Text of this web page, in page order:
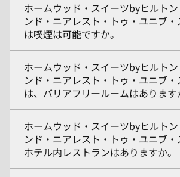
ホームウッド・スイーツbyヒルト
ンド・ニアレスト・トゥ・ユニブ
は喫煙は可能ですか。
ホームウッド・スイーツbyヒルト
ンド・ニアレスト・トゥ・ユニブ
は、バリアフリールームはあります
ホームウッド・スイーツbyヒルト
ンド・ニアレスト・トゥ・ユニブ
ホテル内レストランはありますか。